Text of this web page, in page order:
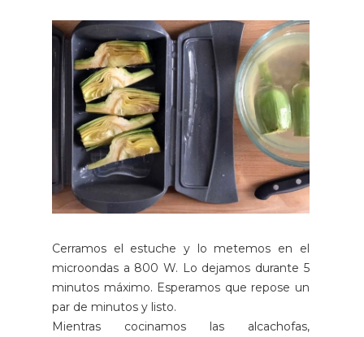
Cerramos el estuche y lo metemos en el
microondas a 800 W. Lo dejamos durante 5
minutos máximo. Esperamos que repose un
par de minutos y listo.
Mientras cocinamos las alcachofas,